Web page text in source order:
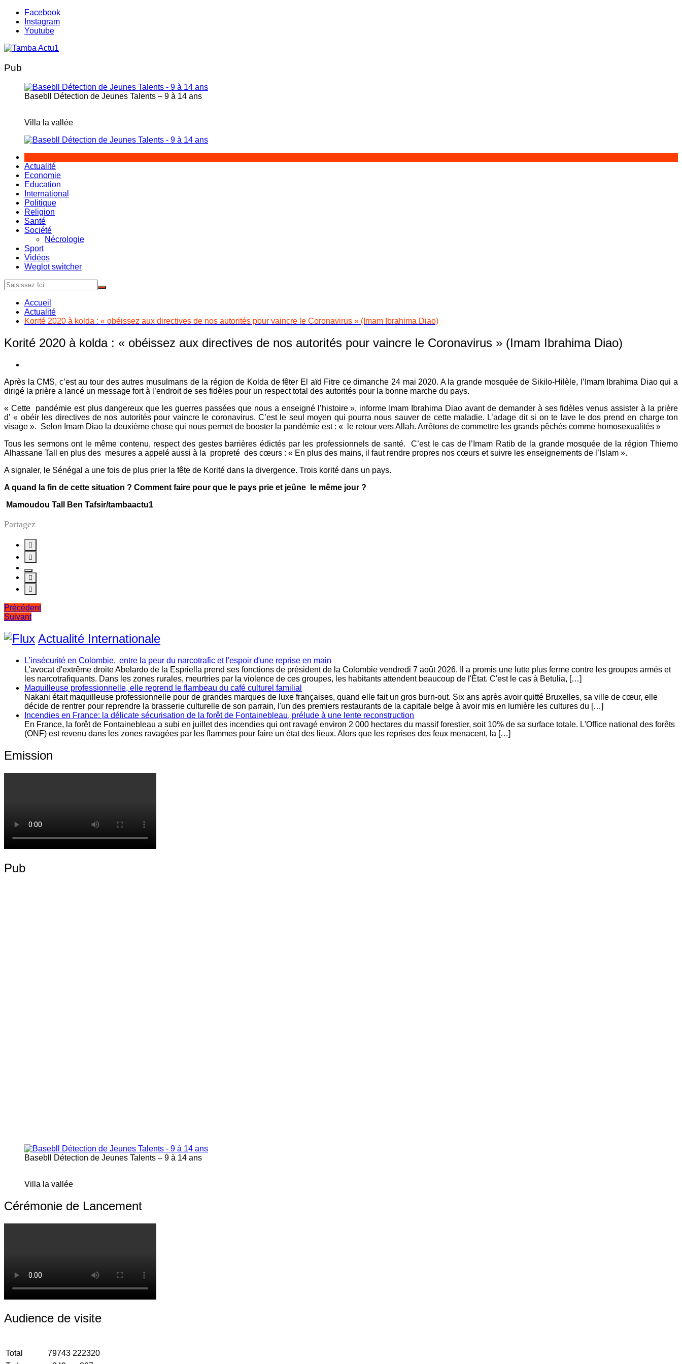
Aller
contenu
Facebook
Instagram
Youtube
Pub
Basebll Détection de Jeunes Talents – 9 à 14 ans
Villa la vallée
Actualité
Economie
Education
International
Politique
Religion
Santé
Société
Nécrologie
Sport
Vidéos
Weglot switcher
Accueil
Actualité
Korité 2020 à kolda : « obéissez aux directives de nos autorités pour vaincre le Coronavirus » (Imam Ibrahima Diao)
Korité 2020 à kolda : « obéissez aux directives de nos autorités pour vaincre le Coronavirus » (Imam Ibrahima Diao)
Après la CMS, c’est au tour des autres musulmans de la région de Kolda de fêter El aïd Fitre ce dimanche 24 mai 2020. A la grande mosquée de Sikilo-Hilèle, l’Imam Ibrahima Diao qui a
dirigé la prière a lancé un message fort à l’endroit de ses fidèles pour un respect total des autorités pour la bonne marche du pays.
« Cette pandémie est plus dangereux que les guerres passées que nous a enseigné l’histoire », informe Imam Ibrahima Diao avant de demander à ses fidèles venus assister à la prière
d’ « obéir les directives de nos autorités pour vaincre le coronavirus. C’est le seul moyen qui pourra nous sauver de cette maladie. L’adage dit si on te lave le dos prend en charge ton
visage ». Selon Imam Diao la deuxième chose qui nous permet de booster la pandémie est : « le retour vers Allah. Arrêtons de commettre les grands pêchés comme homosexualités »
Tous les sermons ont le même contenu, respect des gestes barrières édictés par les professionnels de santé. C’est le cas de l’Imam Ratib de la grande mosquée de la région Thierno
Alhassane Tall en plus des mesures a appelé aussi à la propreté des cœurs : « En plus des mains, il faut rendre propres nos cœurs et suivre les enseignements de l’Islam ».
A signaler, le Sénégal a une fois de plus prier la fête de Korité dans la divergence. Trois korité dans un pays.
A quand la fin de cette situation ? Comment faire pour que le pays prie et jeûne le même jour ?
Mamoudou Tall Ben Tafsir/tambaactu1
Partagez
Navigation
de
l’article
Précédent
Suivant
Actualité Internationale
L'insécurité en Colombie, entre la peur du narcotrafic et l'espoir d'une reprise en main
L'avocat d'extrême droite Abelardo de la Espriella prend ses fonctions de président de la Colombie vendredi 7 août 2026. Il a promis une lutte plus ferme contre les groupes armés et
les narcotrafiquants. Dans les zones rurales, meurtries par la violence de ces groupes, les habitants attendent beaucoup de l'État. C'est le cas à Betulia, […]
Maquilleuse professionnelle, elle reprend le flambeau du café culturel familial
Nakani était maquilleuse professionnelle pour de grandes marques de luxe françaises, quand elle fait un gros burn-out. Six ans après avoir quitté Bruxelles, sa ville de cœur, elle
décide de rentrer pour reprendre la brasserie culturelle de son parrain, l'un des premiers restaurants de la capitale belge à avoir mis en lumière les cultures du […]
Incendies en France: la délicate sécurisation de la forêt de Fontainebleau, prélude à une lente reconstruction
En France, la forêt de Fontainebleau a subi en juillet des incendies qui ont ravagé environ 2 000 hectares du massif forestier, soit 10% de sa surface totale. L'Office national des forêts
(ONF) est revenu dans les zones ravagées par les flammes pour faire un état des lieux. Alors que les reprises des feux menacent, la […]
Emission
Pub
Basebll Détection de Jeunes Talents – 9 à 14 ans
Villa la vallée
Cérémonie de Lancement
Audience de visite
Total 79743 222320